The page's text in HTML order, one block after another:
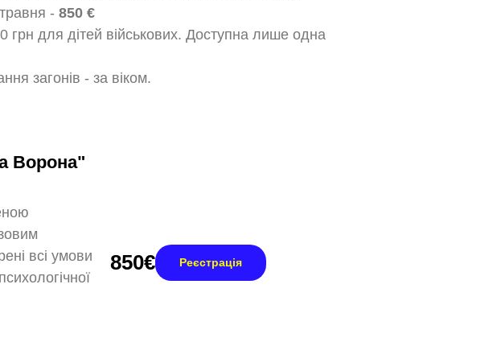
- 850 €
для дітей військових. Доступна лише одна
загонів - за віком.
Ворона"
всі умови
850€ Реєстрація